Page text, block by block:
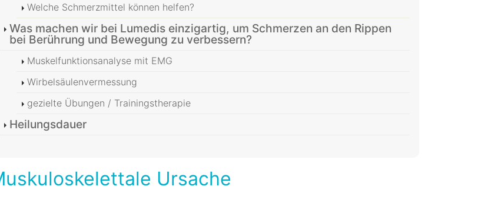
Welche Schmerzmittel können helfen?
Was machen wir bei Lumedis einzigartig, um Schmerzen an den Rippen
bei Berührung und Bewegung zu verbessern?
Muskelfunktionsanalyse mit EMG
Wirbelsäulenvermessung
gezielte Übungen / Trainingstherapie
Heilungsdauer
Ursache